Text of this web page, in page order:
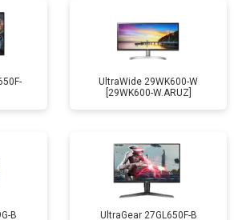
UltraWide 29WK600-W
[29WK600-W.ARUZ]
B
UltraGear 27GL650F-B